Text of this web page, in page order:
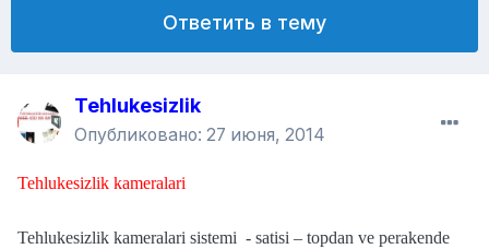
Ответить в тему
Tehlukesizlik
Опубликовано: 27 июня, 2014
Tehlukesizlik kameralari
Tehlukesizlik kameralari sistemi - satisi – topdan ve perakende